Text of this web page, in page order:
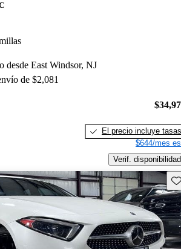
desde East Windsor, NJ
de $2,081
El precio incluye tasas
$644/mes
Verif. disponibilidad